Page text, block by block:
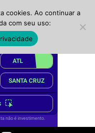
cookies. Ao continuar a
com seu uso: